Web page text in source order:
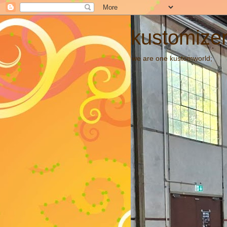
we are one kustomworld;